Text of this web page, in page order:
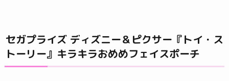
セガプライズ ディズニー＆ピクサー『トイ・ス
トーリー』キラキラおめめフェイスポーチ